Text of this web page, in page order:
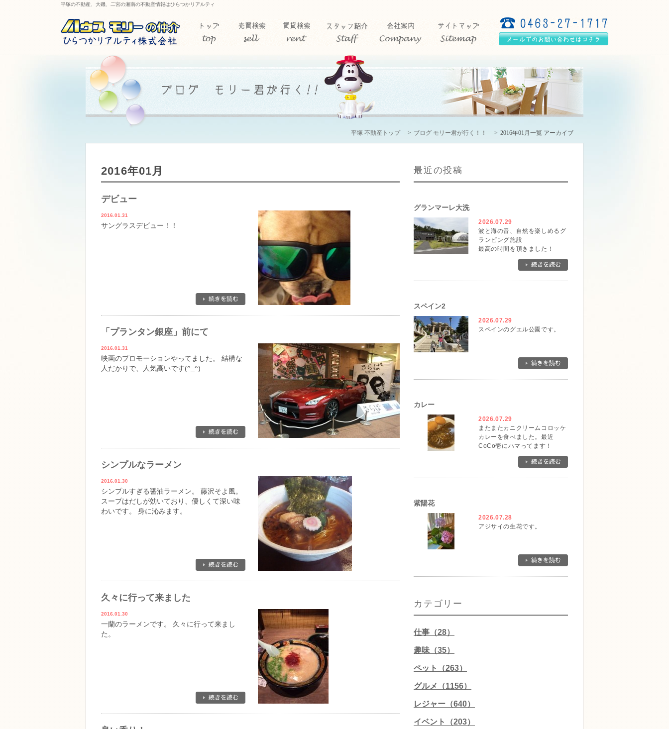
平塚の不動産、大磯、二宮の湘南の不動産情報はひらつかリアルティ
平塚 不動産トップ ブログ モリー君が行く！！ 2016年01月一覧 アーカイブ
2016年01月
デビュー
2016.01.31
サングラスデビュー！！
「プランタン銀座」前にて
2016.01.31
映画のプロモーションやってました。 結構な
人だかりで、人気高いです(^_^)
シンプルなラーメン
2016.01.30
シンプルすぎる醤油ラーメン。 藤沢そよ風。
スープはだしが効いており、優しくて深い味
わいです。 身に沁みます。
久々に行って来ました
2016.01.30
一蘭のラーメンです。 久々に行って来まし
た。
最近の投稿
グランマーレ大洗
2026.07.29
波と海の音、自然を楽しめるグ
ランピング施設
最高の時間を頂きました！
スペイン2
2026.07.29
スペインのグエル公園です。
カレー
2026.07.29
またまたカニクリームコロッケ
カレーを食べました。最近
CoCo壱にハマってます！
紫陽花
2026.07.28
アジサイの生花です。
カテゴリー
仕事（28）
趣味（35）
ペット（263）
グルメ（1156）
レジャー（640）
イベント（203）